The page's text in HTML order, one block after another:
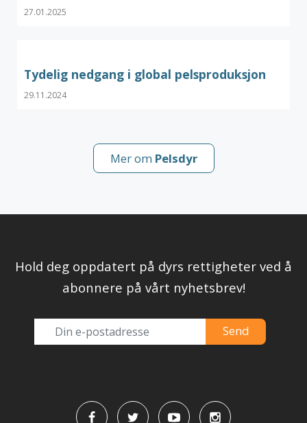
27.01.2025
Tydelig nedgang i global pelsproduksjon
29.11.2024
Mer om Pelsdyr
Hold deg oppdatert på dyrs rettigheter ved å
abonnere på vårt nyhetsbrev!